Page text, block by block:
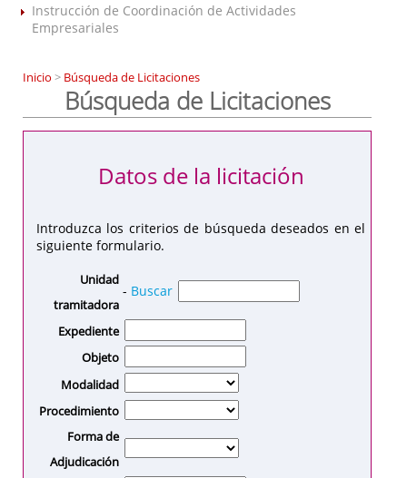
Instrucción de Coordinación de Actividades
Empresariales
Inicio > Búsqueda de Licitaciones
Búsqueda de Licitaciones
Introduzca los criterios de búsqueda deseados en el
siguiente formulario.
Datos de la licitación
Unidad
tramitadora
- Buscar
Expediente
Objeto
Modalidad
Procedimiento
Forma de
Adjudicación